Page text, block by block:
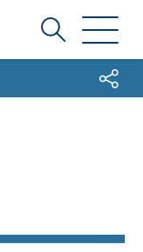
Ich
suche...Share